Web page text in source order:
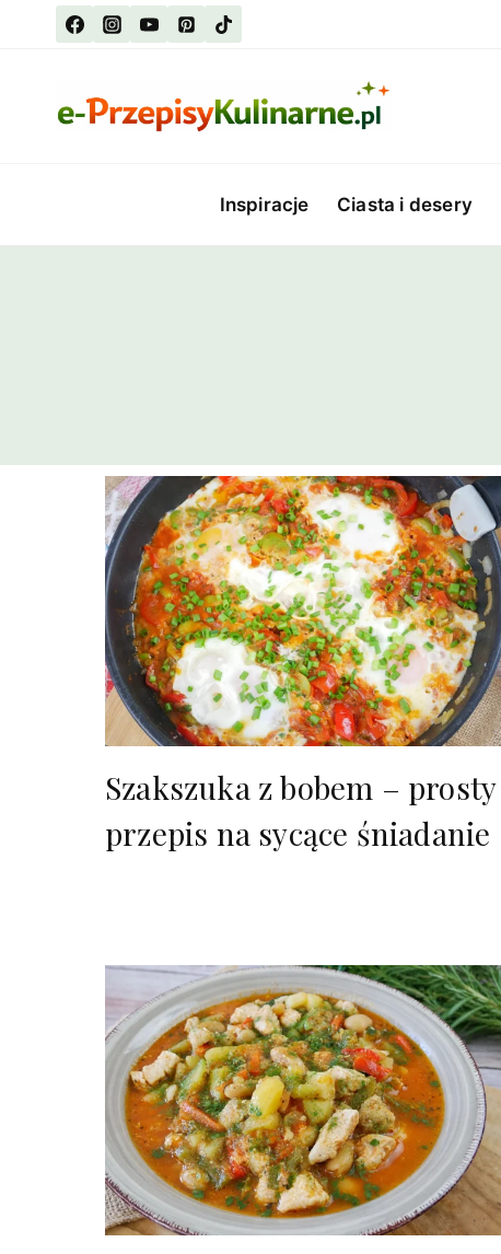
Inspiracje Ciasta i desery
Szakszuka z bobem – prosty
przepis na sycące śniadanie